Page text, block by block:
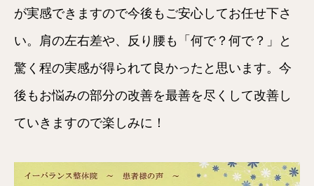
が実感できますので今後もご安心してお任せ下さ
い。肩の左右差や、反り腰も「何で？何で？」と
驚く程の実感が得られて良かったと思います。今
後もお悩みの部分の改善を最善を尽くして改善し
ていきますので楽しみに！